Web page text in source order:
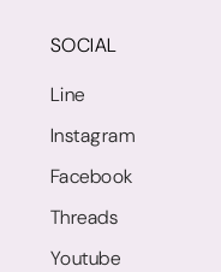
SOCIAL
Line
Instagram
Facebook
Threads
Youtube